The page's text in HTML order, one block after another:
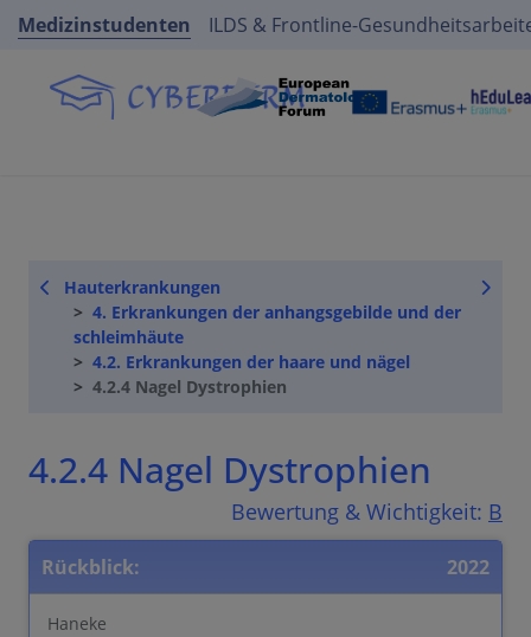
Medizinstudenten ILDS & Frontline-
Hauterkrankungen
4. Erkrankungen der anhangsgebilde und der
schleimhäute
4.2. Erkrankungen der haare und nägel
4.2.4 Nagel Dystrophien
4.2.4 Nagel Dystrophien
Bewertung & Wichtigkeit: B
Rückblick: 2022
Haneke